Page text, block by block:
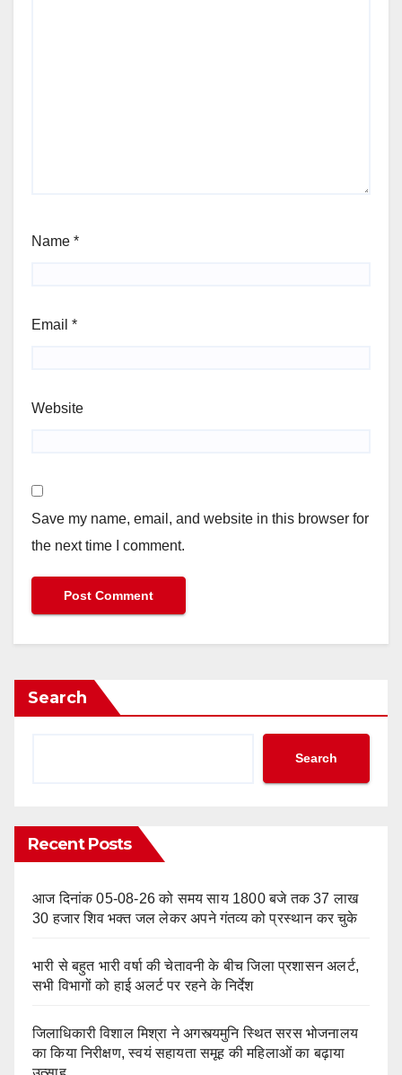
Name *
Email *
Website
Save my name, email, and website in this browser for
the next time I comment.
Search
Search
Recent Posts
आज दिनांक 05-08-26 को समय साय 1800 बजे तक 37 लाख
30 हजार शिव भक्त जल लेकर अपने गंतव्य को प्रस्थान कर चुके
भारी से बहुत भारी वर्षा की चेतावनी के बीच जिला प्रशासन अलर्ट,
सभी विभागों को हाई अलर्ट पर रहने के निर्देश
जिलाधिकारी विशाल मिश्रा ने अगस्त्यमुनि स्थित सरस भोजनालय
का किया निरीक्षण, स्वयं सहायता समूह की महिलाओं का बढ़ाया